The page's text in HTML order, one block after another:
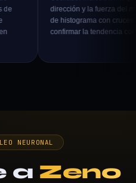
dirección y la fuerza del momentum.
de histograma con cruces de señal
confirmar la tendencia con precisión.
NEURONAL
a Zeno